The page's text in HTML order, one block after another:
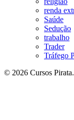
renda
Saúde
Sedução
trabalho
Trader
Tráfego
© 2026 Cursos